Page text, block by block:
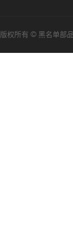
版权所有 © 黑名单部品